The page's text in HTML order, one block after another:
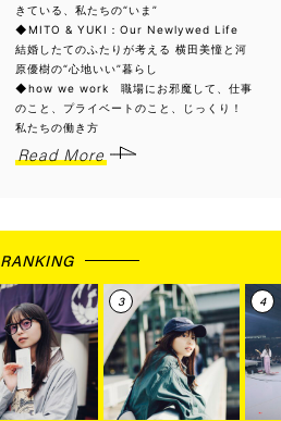
きている、私たちの“いま”
◆MITO & YUKI：Our Newlywed Life
結婚したてのふたりが考える 横田美憧と河
原優樹の“心地いい”暮らし
◆how we work 職場にお邪魔して、仕事
のこと、プライベートのこと、じっくり！
私たちの働き方
Read More
RANKING